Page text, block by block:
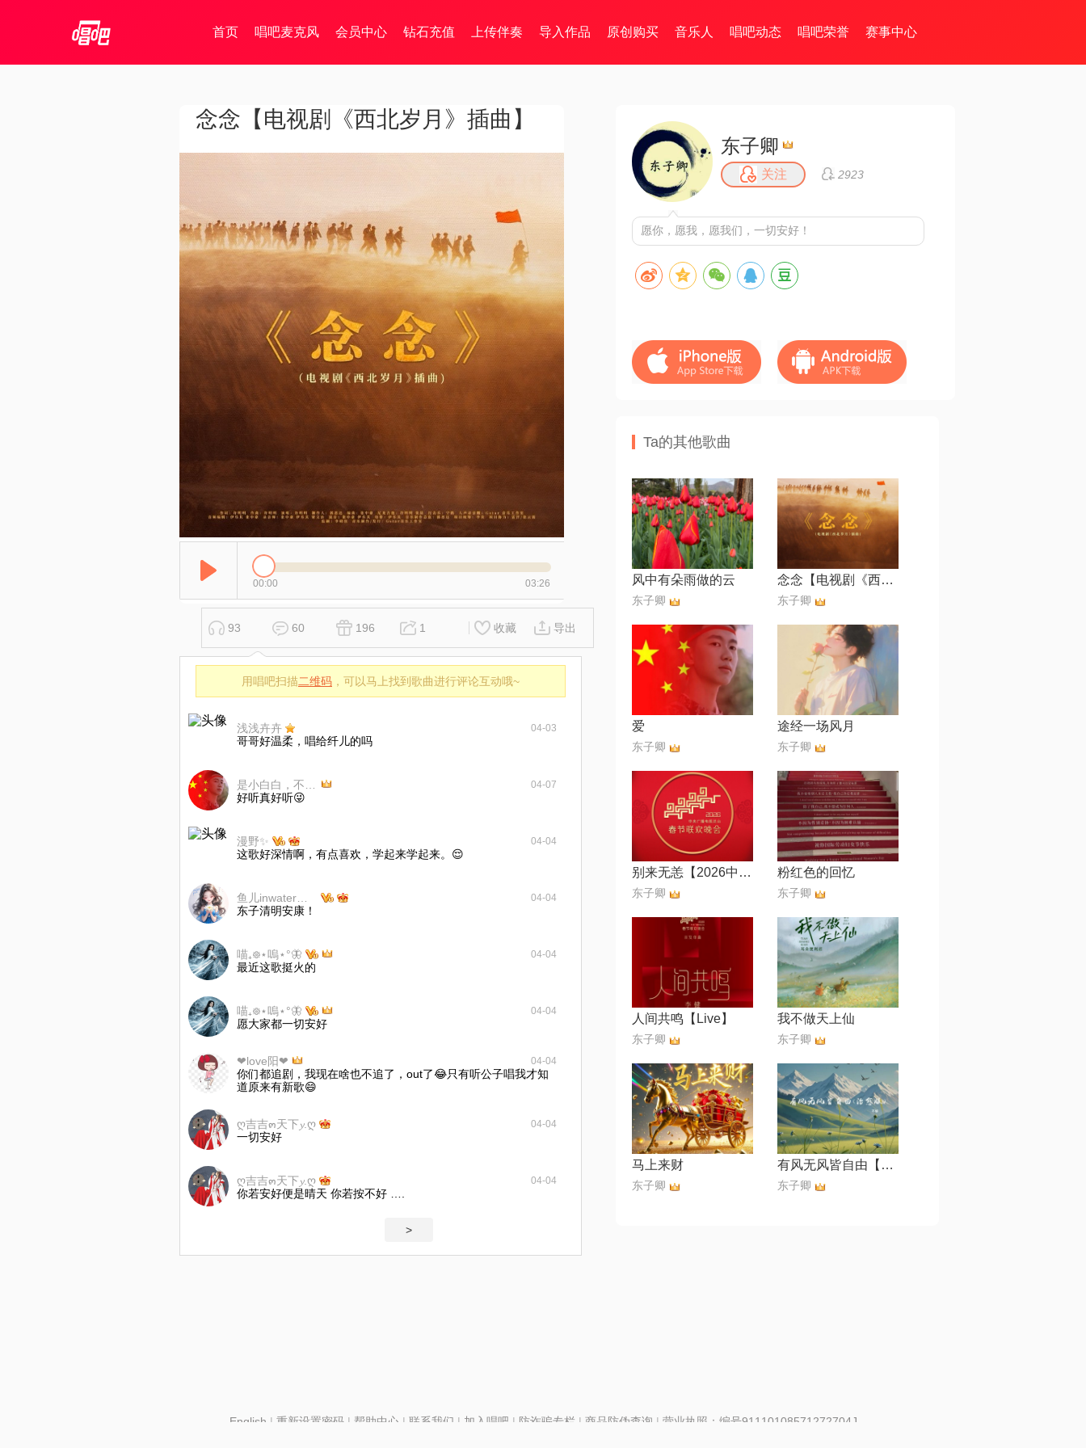
首页 唱吧麦克风 会员中心 钻石充值 上传伴奏 导入作品 原创购买 音乐人 唱吧动态 唱吧荣誉 赛事中心
念念【电视剧《西北岁月》插曲】
00:00 03:26
93 60 196 1 收藏 导出
用唱吧扫描二维码 ，可以马上找到歌曲进行评论互动哦~
浅浅卉卉 04-03
哥哥好温柔，唱给纤儿的吗
04-07
好听真好听😜
漫野✨ 04-04
这歌好深情啊，有点喜欢，学起来学起来。😌
04-04
东子清明安康！
喵₊᪥⋆嗚⋆°🦋 04-04
最近这歌挺火的
喵₊᪥⋆嗚⋆°🦋 04-04
愿大家都一切安好
❤love阳❤ 04-04
你们都追剧，我现在啥也不追了，out了😂只有听公子唱我才知
道原来有新歌😄
ღ吉吉๓天下𝔂.ღ 04-04
一切安好
ღ吉吉๓天下𝔂.ღ 04-04
你若安好便是晴天 你若按不好 ….
>
东子卿
关注 2923
愿你，愿我，愿我们，一切安好！
Ta的其他歌曲
风中有朵雨做的云
东子卿
念念【电视剧《西北岁月》插曲】
东子卿
爱
东子卿
途经一场风月
东子卿
别来无恙【2026中央广播电视总台春节联欢晚会】
东子卿
粉红色的回忆
东子卿
人间共鸣【Live】
东子卿
我不做天上仙
东子卿
马上来财
东子卿
有风无风皆自由【治愈版】
东子卿
English | 重新设置密码| 帮助中心 | 联系我们 | 加入唱吧 | 防诈骗专栏 | 商品防伪查询 | 营业执照：编号91110108571272704J